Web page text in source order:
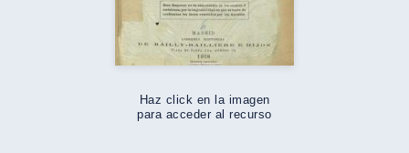
Haz click en la imagen
para acceder al recurso